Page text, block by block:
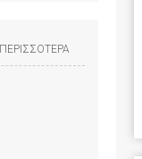
ΠΕΡΙΣΣΟΤΕΡΑ